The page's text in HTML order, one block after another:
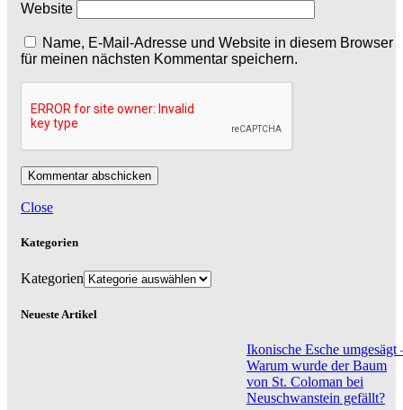
Website
Name, E-Mail-Adresse und Website in diesem Browser
für meinen nächsten Kommentar speichern.
Close
Kategorien
Kategorien
Neueste Artikel
Ikonische Esche umgesägt
Warum wurde der Baum
von St. Coloman bei
Neuschwanstein gefällt?